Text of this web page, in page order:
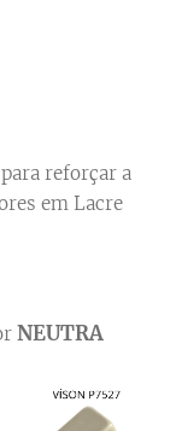
reforçar a
em Lacre
NEUTRA